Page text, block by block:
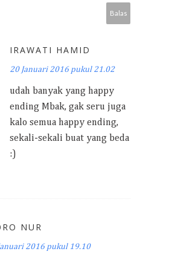
Balas
IRAWATI HAMID
20 Januari 2016 pukul 21.02
udah banyak yang happy
ending Mbak, gak seru juga
kalo semua happy ending,
sekali-sekali buat yang beda
:)
NUR
2016 pukul 19.10